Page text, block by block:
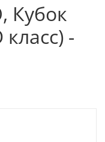
Кубок
класс) -